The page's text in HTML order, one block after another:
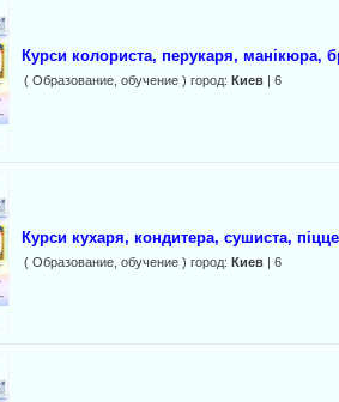
Курси колориста, перукаря, манікюра,
( Образование, обучение ) город: Киев| 6
Курси кухаря, кондитера, сушиста,
( Образование, обучение ) город: Киев| 6